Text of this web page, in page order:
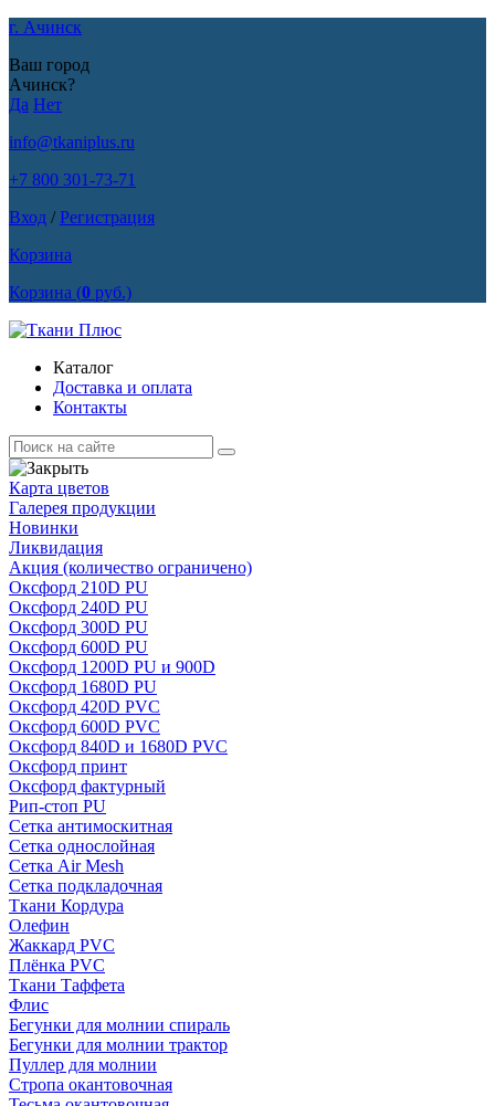
г. Ачинск
Ваш город
Ачинск?
Да Нет
info@tkaniplus.ru
+7 800 301-73-71
Вход /Регистрация
Корзина
Корзина (0 руб.)
Каталог
Доставка и оплата
Контакты
Карта цветов
Галерея продукции
Новинки
Ликвидация
Акция (количество ограничено)
Оксфорд 210D PU
Оксфорд 240D PU
Оксфорд 300D PU
Оксфорд 600D PU
Оксфорд 1200D PU и 900D
Оксфорд 1680D PU
Оксфорд 420D PVC
Оксфорд 600D PVC
Оксфорд 840D и 1680D PVC
Оксфорд принт
Оксфорд фактурный
Рип-стоп PU
Сетка антимоскитная
Сетка однослойная
Сетка Air Mesh
Сетка подкладочная
Ткани Кордура
Олефин
Жаккард PVC
Плёнка PVC
Ткани Таффета
Флис
Бегунки для молнии спираль
Бегунки для молнии трактор
Пуллер для молнии
Стропа окантовочная